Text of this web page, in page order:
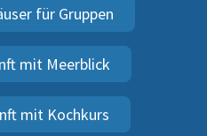
für Gruppen
mit Meerblick
mit Kochkurs